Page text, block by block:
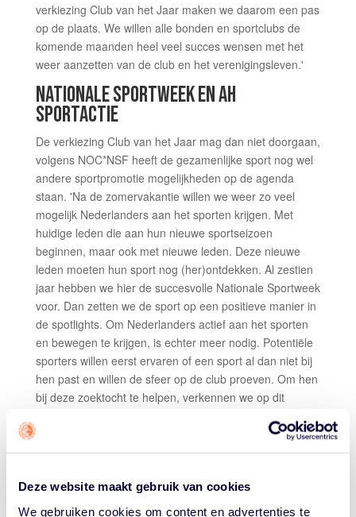
Deze website maakt gebruik van cookies
We gebruiken cookies om content en advertenties te
verkiezing Club van het Jaar maken we daarom een pas
op de plaats. We willen alle bonden en sportclubs de
komende maanden heel veel succes wensen met het
weer aanzetten van de club en het verenigingsleven.'
NATIONALE SPORTWEEK EN AH
SPORTACTIE
De verkiezing Club van het Jaar mag dan niet doorgaan,
volgens NOC*NSF heeft de gezamenlijke sport nog wel
andere sportpromotie mogelijkheden op de agenda
staan. 'Na de zomervakantie willen we weer zo veel
mogelijk Nederlanders aan het sporten krijgen. Met
huidige leden die aan hun nieuwe sportseizoen
beginnen, maar ook met nieuwe leden. Deze nieuwe
leden moeten hun sport nog (her)ontdekken. Al zestien
jaar hebben we hier de succesvolle Nationale Sportweek
voor. Dan zetten we de sport op een positieve manier in
de spotlights. Om Nederlanders actief aan het sporten
en bewegen te krijgen, is echter meer nodig. Potentiële
sporters willen eerst ervaren of een sport al dan niet bij
hen past en willen de sfeer op de club proeven. Om hen
bij deze zoektocht te helpen, verkennen we op dit
een nieuwe editie van de AH Sportactie.'
kunnen Nederlanders bij de deelnemende sportclubs